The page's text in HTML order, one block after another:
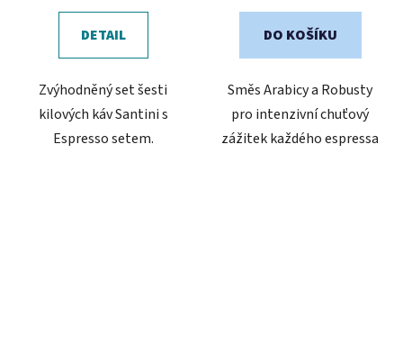
z
DETAIL
Zvýhodněný set šesti
kilových káv Santini s
Espresso setem.
DO KOŠÍKU
Směs Arabicy a Robusty
pro intenzivní chuťový
zážitek každého espressa